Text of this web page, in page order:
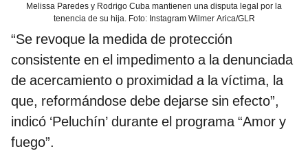
Melissa Paredes y Rodrigo Cuba mantienen una disputa legal por la
tenencia de su hija. Foto: Instagram Wilmer Arica/GLR
“Se revoque la medida de protección
consistente en el impedimento a la denunciada
de acercamiento o proximidad a la víctima, la
que, reformándose debe dejarse sin efecto”,
indicó ‘Peluchín’ durante el programa “Amor y
fuego”.